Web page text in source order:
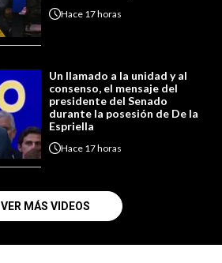
Hace 17 horas
Un llamado a la unidad y al
consenso, el mensaje del
presidente del Senado
durante la posesión de De la
Espriella
Hace 17 horas
VER MÁS VIDEOS